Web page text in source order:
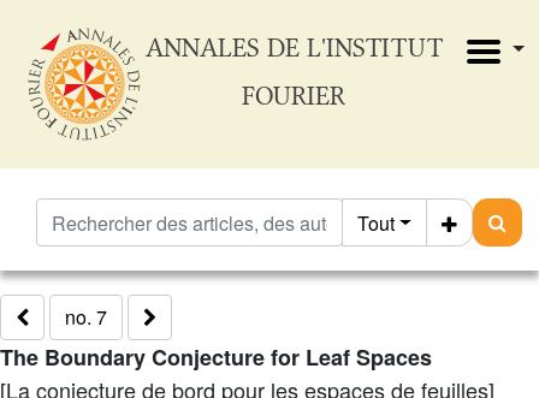
ANNALES DE L'INSTITUT
FOURIER
Tout
no. 7
The Boundary Conjecture for Leaf Spaces
[La conjecture de bord pour les espaces de feuilles]